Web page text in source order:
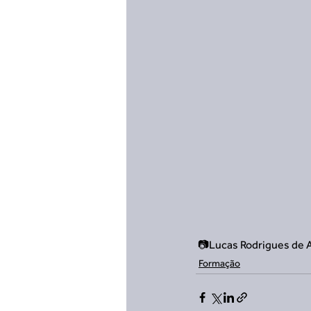
📷Lucas Rodrigues de
Formação